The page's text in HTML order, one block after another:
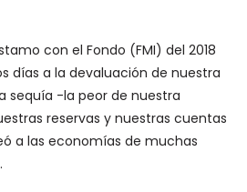
con el Fondo (FMI) del 2018
días a la devaluación de nuestra
sequía -la peor de nuestra
reservas y nuestras cuentas
a las economías de muchas